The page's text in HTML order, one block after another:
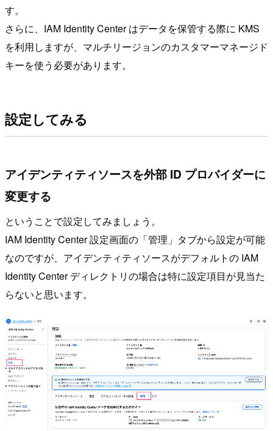
す。
さらに、IAM Identity Center はデータを保管する際に KMS
を利用しますが、マルチリージョンのカスタマーマネージド
キーを使う必要があります。
設定してみる
アイデンティティソースを外部 ID プロバイダーに
変更する
ということで設定してみましょう。
IAM Identity Center 設定画面の「管理」タブから設定が可能
なのですが、アイデンティティソースがデフォルトの IAM
Identity Center ディレクトリの場合は特に設定項目が見当た
らないと思います。